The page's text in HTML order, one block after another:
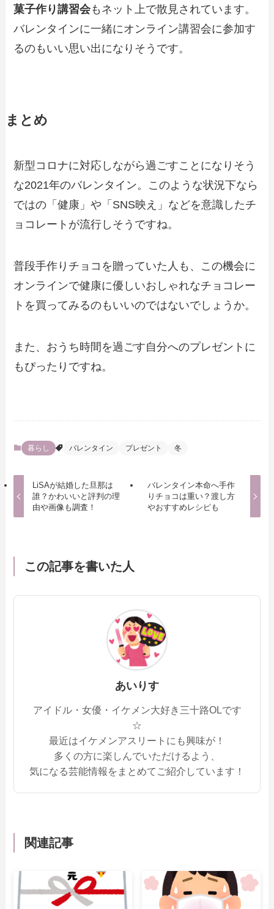
菓子作り講習会もネット上で散見されています。
バレンタインに一緒にオンライン講習会に参加す
るのもいい思い出になりそうです。
まとめ
新型コロナに対応しながら過ごすことになりそう
な2021年のバレンタイン。このような状況下なら
ではの「健康」や「SNS映え」などを意識したチ
ョコレートが流行しそうですね。
普段手作りチョコを贈っていた人も、この機会に
オンラインで健康に優しいおしゃれなチョコレー
トを買ってみるのもいいのではないでしょうか。
また、おうち時間を過ごす自分へのプレゼントに
もぴったりですね。
暮らし バレンタイン プレゼント 冬
LiSAが結婚した旦那は
誰？かわいいと評判の理
由や画像も調査！
バレンタイン本命へ手作
りチョコは重い？渡し方
やおすすめレシピも
この記事を書いた人
あいりす
アイドル・女優・イケメン大好き三十路OLです
☆
最近はイケメンアスリートにも興味が！
多くの方に楽しんでいただけるよう、
気になる芸能情報をまとめてご紹介しています！
関連記事